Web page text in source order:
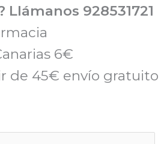
Llámanos 928531721
6€
de 45€ envío gratuito